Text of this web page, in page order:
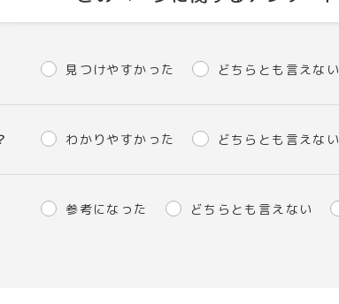
見つけやすかった どちらとも言えない
わかりやすかった どちらとも言えない
参考になった どちらとも言えない